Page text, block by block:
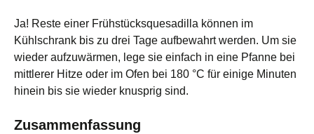
Ja! Reste einer Frühstücksquesadilla können im
Kühlschrank bis zu drei Tage aufbewahrt werden. Um sie
wieder aufzuwärmen, lege sie einfach in eine Pfanne bei
mittlerer Hitze oder im Ofen bei 180 °C für einige Minuten
hinein bis sie wieder knusprig sind.
Zusammenfassung